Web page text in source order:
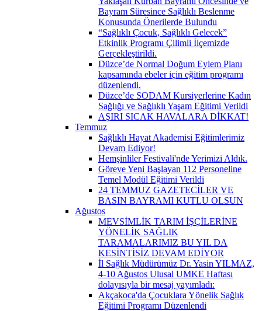
Bayram Süresince Sağlıklı Beslenme
Konusunda Önerilerde Bulundu
“Sağlıklı Çocuk, Sağlıklı Gelecek”
Etkinlik Programı Çilimli İlçemizde
Gerçekleştirildi.
Düzce’de Normal Doğum Eylem Planı
kapsamında ebeler için eğitim programı
düzenlendi.
Düzce’de SODAM Kursiyerlerine Kadın
Sağlığı ve Sağlıklı Yaşam Eğitimi Verildi
AŞIRI SICAK HAVALARA DİKKAT!
Temmuz
Sağlıklı Hayat Akademisi Eğitimlerimiz
Devam Ediyor!
Hemşinliler Festivali'nde Yerimizi Aldık.
Göreve Yeni Başlayan 112 Personeline
Temel Modül Eğitimi Verildi
24 TEMMUZ GAZETECİLER VE
BASIN BAYRAMI KUTLU OLSUN
Ağustos
MEVSİMLİK TARIM İŞÇİLERİNE
YÖNELİK SAĞLIK
TARAMALARIMIZ BU YIL DA
KESİNTİSİZ DEVAM EDİYOR
İl Sağlık Müdürümüz Dr. Yasin YILMAZ,
4-10 Ağustos Ulusal UMKE Haftası
dolayısıyla bir mesaj yayımladı:
Akçakoca'da Çocuklara Yönelik Sağlık
Eğitimi Programı Düzenlendi